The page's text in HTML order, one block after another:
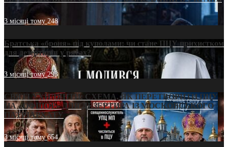
3 місяці тому248
Братська «броня» під куполами: чи стане ПЦУ прихистком
для дезертирів у рясах?
3 місяці тому293
СВЯТІ УХИЛЯНТИ: СХЕМА, ЯК ПЕРЕТВОРИТИ ПЦУ
НА «ОФШОР» ДЛЯ ДЕЗЕРТИРА ІЗ МОСКОВСЬКОГО
ПАТРІАРХАТУ
3 місяці тому654